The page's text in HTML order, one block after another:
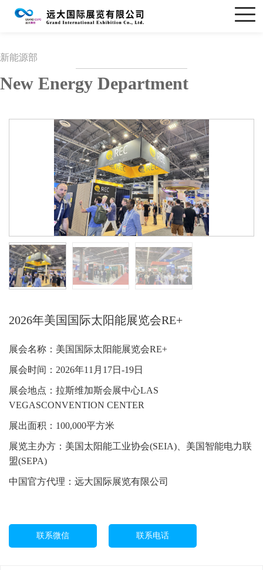
新能源部
New Energy Department
2026年美国国际太阳能展览会RE+
展会名称：美国国际太阳能展览会RE+
展会时间：2026年11月17日-19日
展会地点：拉斯维加斯会展中心LAS
VEGASCONVENTION CENTER
展出面积：100,000平方米
展览主办方：美国太阳能工业协会(SEIA)、美国智能电力联
盟(SEPA)
中国官方代理：远大国际展览有限公司
联系微信 联系电话